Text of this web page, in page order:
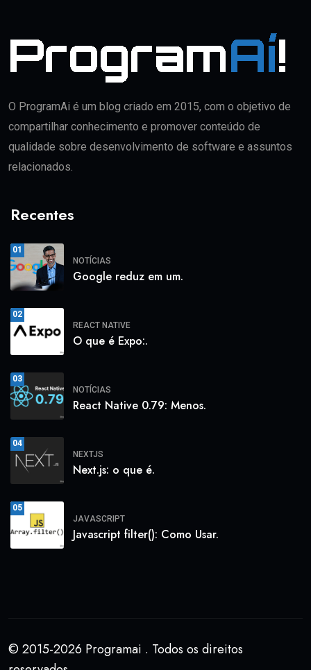
O ProgramAi é um blog criado em 2015, com o objetivo de
compartilhar conhecimento e promover conteúdo de
qualidade sobre desenvolvimento de software e assuntos
relacionados.
Recentes
01
NOTÍCIAS
Google reduz em um.
02
REACT NATIVE
O que é Expo:.
03
NOTÍCIAS
React Native 0.79: Menos.
04
NEXTJS
Next.js: o que é.
05
JAVASCRIPT
Javascript filter(): Como Usar.
© 2015-2026 Programai . Todos os direitos